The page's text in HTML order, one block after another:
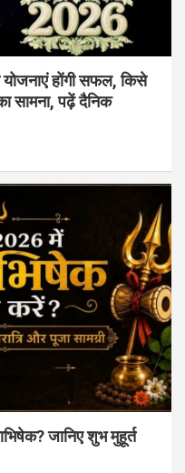
होंगी सफल, किसे
सामना, पढ़ें दैनिक
जानिए शुभ मुहूर्त